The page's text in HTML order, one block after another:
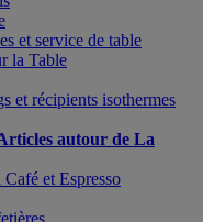
et service de table
la Table
et récipients isothermes
autour de La
Café et Espresso